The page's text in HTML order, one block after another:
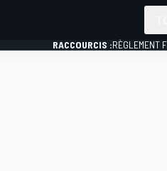
RACCOURCIS :RÈGLEMENT